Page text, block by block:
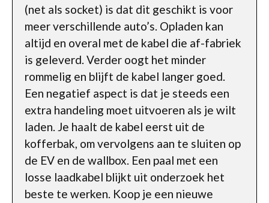
(net als socket) is dat dit geschikt is voor
meer verschillende auto’s. Opladen kan
altijd en overal met de kabel die af-fabriek
is geleverd. Verder oogt het minder
rommelig en blijft de kabel langer goed.
Een negatief aspect is dat je steeds een
extra handeling moet uitvoeren als je wilt
laden. Je haalt de kabel eerst uit de
kofferbak, om vervolgens aan te sluiten op
de EV en de wallbox. Een paal met een
losse laadkabel blijkt uit onderzoek het
beste te werken. Koop je een nieuwe